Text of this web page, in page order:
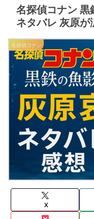
名探偵コナン 黒
ネタバレ 灰原が
名探偵コナン
X